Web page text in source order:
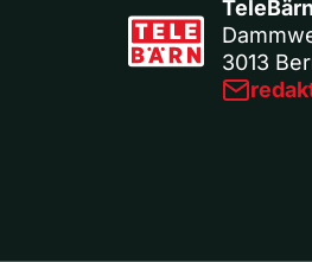
3013